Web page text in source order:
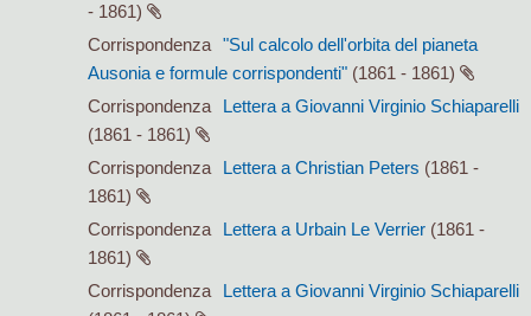
- 1861)
Corrispondenza
"Sul calcolo dell'orbita del pianeta
Ausonia e formule corrispondenti" (1861 - 1861)
Corrispondenza
Lettera a Giovanni Virginio Schiaparelli
(1861 - 1861)
Corrispondenza
Lettera a Christian Peters (1861 -
1861)
Corrispondenza
Lettera a Urbain Le Verrier (1861 -
1861)
Corrispondenza
Lettera a Giovanni Virginio Schiaparelli